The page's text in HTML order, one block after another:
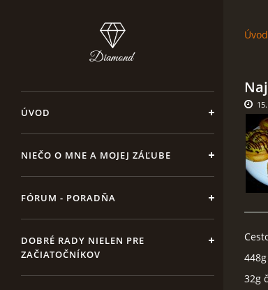
ÚVOD
NIEČO O MNE A MOJEJ ZÁĽUBE
FÓRUM - PORADŇA
DOBRÉ RADY NIELEN PRE
ZAČIATOČNÍKOV
Úvod
32g